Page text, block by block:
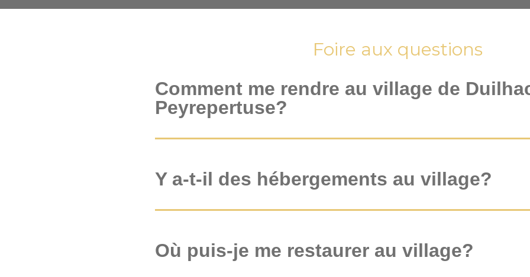
Foire aux questions
Comment me rendre au village de
Peyrepertuse?
Y a-t-il des hébergements au village?
Où puis-je me restaurer au village?